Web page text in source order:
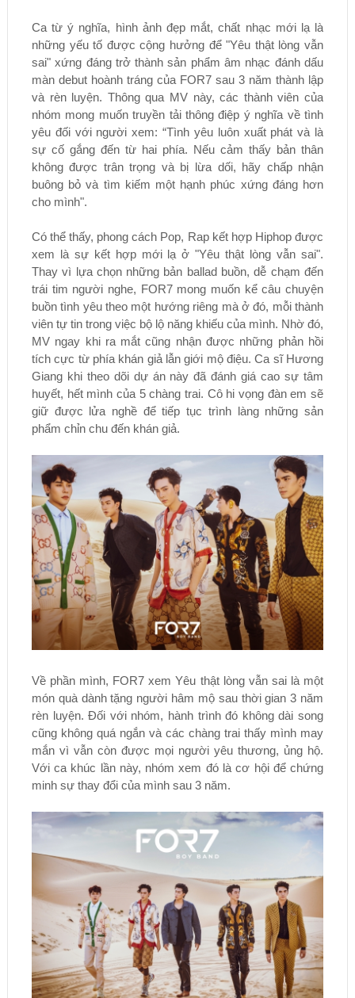
Ca từ ý nghĩa, hình ảnh đẹp mắt, chất nhạc mới lạ là
những yếu tố được cộng hưởng để "Yêu thật lòng vẫn
sai" xứng đáng trở thành sản phẩm âm nhạc đánh dấu
màn debut hoành tráng của FOR7 sau 3 năm thành lập
và rèn luyện. Thông qua MV này, các thành viên của
nhóm mong muốn truyền tải thông điệp ý nghĩa về tình
yêu đối với người xem: “Tình yêu luôn xuất phát và là
sự cố gắng đến từ hai phía. Nếu cảm thấy bản thân
không được trân trọng và bị lừa dối, hãy chấp nhận
buông bỏ và tìm kiếm một hạnh phúc xứng đáng hơn
cho mình".
Có thể thấy, phong cách Pop, Rap kết hợp Hiphop được
xem là sự kết hợp mới lạ ở "Yêu thật lòng vẫn sai".
Thay vì lựa chọn những bản ballad buồn, dễ chạm đến
trái tim người nghe, FOR7 mong muốn kể câu chuyện
buồn tình yêu theo một hướng riêng mà ở đó, mỗi thành
viên tự tin trong việc bộ lộ năng khiếu của mình. Nhờ đó,
MV ngay khi ra mắt cũng nhận được những phản hồi
tích cực từ phía khán giả lẫn giới mộ điệu. Ca sĩ Hương
Giang khi theo dõi dự án này đã đánh giá cao sự tâm
huyết, hết mình của 5 chàng trai. Cô hi vọng đàn em sẽ
giữ được lửa nghề để tiếp tục trình làng những sản
phẩm chỉn chu đến khán giả.
Về phần mình, FOR7 xem Yêu thật lòng vẫn sai là một
món quà dành tặng người hâm mộ sau thời gian 3 năm
rèn luyện. Đối với nhóm, hành trình đó không dài song
cũng không quá ngắn và các chàng trai thấy mình may
mắn vì vẫn còn được mọi người yêu thương, ủng hộ.
Với ca khúc lần này, nhóm xem đó là cơ hội để chứng
minh sự thay đổi của mình sau 3 năm.